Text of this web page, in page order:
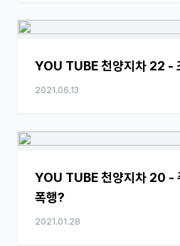
YOU TUBE 천양지차 22 -
2021.06.13
YOU TUBE 천양지차 20 -
폭행?
2021.01.28